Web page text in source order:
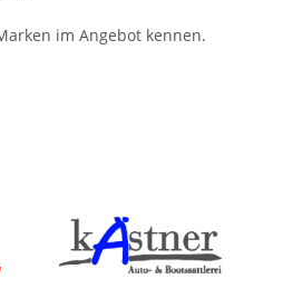
im Angebot kennen.